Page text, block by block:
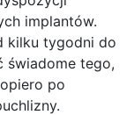
implantów.
kilku tygodni do
świadome tego,
po